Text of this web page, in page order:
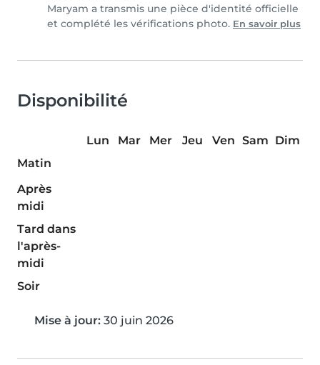
Maryam a transmis une pièce d'identité officielle
et complété les vérifications photo. En savoir plus
Disponibilité
Lun Mar Mer Jeu Ven Sam Dim
Matin
Après
midi
Tard dans
l'après-
midi
Soir
Mise à jour: 30 juin 2026